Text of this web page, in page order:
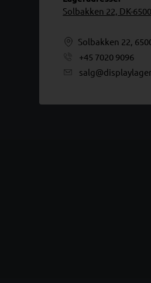
Solbakken 22, DK-
Solbakken 22,
+45 7020 9096